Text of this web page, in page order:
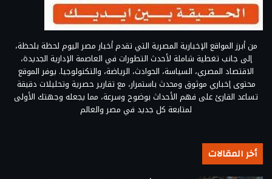
من أبرز المواقع الإخبارية المصرية التي تقدم أخبار مصر اليوم لحظة بلحظة،
إلى جانب تغطية شاملة لأحدث التطورات في العاصمة الإدارية الجديدة،
الاقتصاد المصري، السياسة، الحوادث، الرياضة، والتكنولوجيا. يوفر الموقع
محتوى إخباري موثوق ومحدث باستمرار، مع تقارير حصرية وتحليلات دقيقة
تساعد القارئ على فهم الأحداث بوضوح وسرعة، مما يجعله وجهتك الأولى
لمتابعة كل جديد في مصر والعالم
أخر المقالات